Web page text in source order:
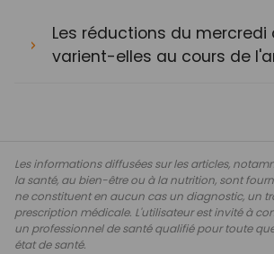
Les réductions du mercredi
varient-elles au cours de
Les informations diffusées sur les articles,
la santé, au bien-être ou à la nutrition, sont
ne constituent en aucun cas un diagnostic, un
prescription médicale. L'utilisateur est invité à
un professionnel de santé qualifié pour toute
état de santé.